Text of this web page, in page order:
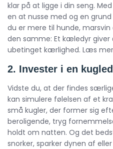
klar på at ligge i din seng.
en at nusse med og en
du er mere til hunde,
den samme: Et kæledyr giver
ubetinget kærlighed. Læs
2. Invester i en
Vidste du, at der findes
kan simulere følelsen af et
små kugler, der former sig
beroligende, tryg
holdt om natten. Og det
snorker, sparker dynen af